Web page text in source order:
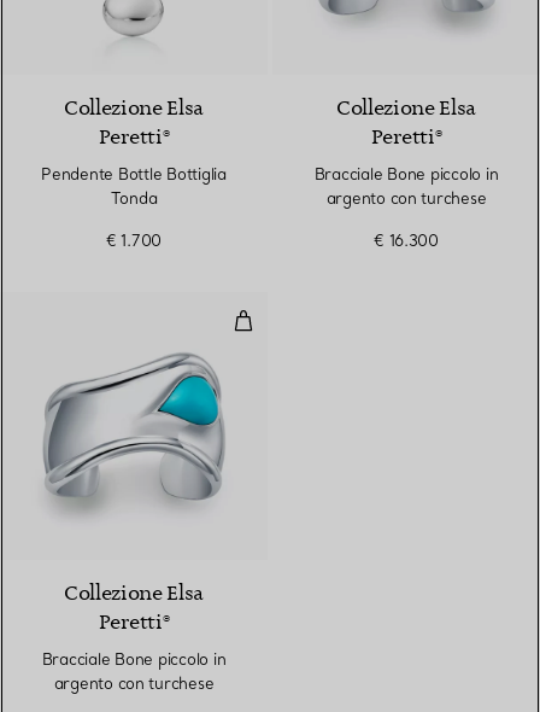
Collezione Elsa
Peretti®
Pendente Bottle Bottiglia
Tonda
€ 1.700
Collezione Elsa
Peretti®
Bracciale Bone piccolo in
argento con turchese
€ 16.300
Bracciale Bone piccolo in
Collezione Elsa
Peretti®
Bracciale Bone piccolo in
argento con turchese